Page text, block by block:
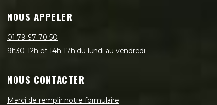
NOUS APPELER
01 79 97 70 50
9h30-12h et 14h-17h du lundi au vendredi
NOUS CONTACTER
Merci de remplir notre formulaire